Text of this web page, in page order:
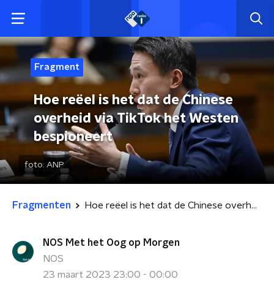
Fragment
Hoe reëel is het dat de Chinese
overheid via TikTok het Westen
bespioneert
foto: ANP
Fragmenten Hoe reëel is het dat de Chinese overheid via TikTok het Westen bespioneert
NOS Met het Oog op Morgen
NOS
23 maart 2023 23:00 - 00:00